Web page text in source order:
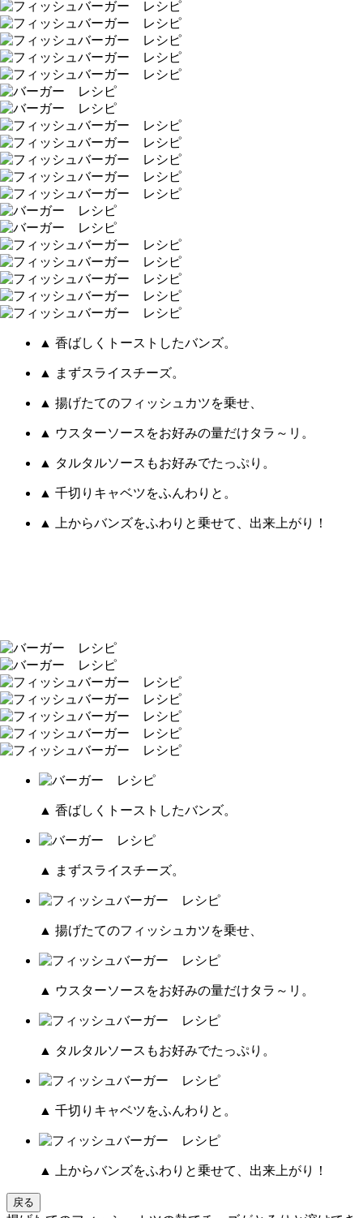
▲ 香ばしくトーストしたバンズ。
▲ まずスライスチーズ。
▲ 揚げたてのフィッシュカツを乗せ、
▲ ウスターソースをお好みの量だけタラ～リ。
▲ タルタルソースもお好みでたっぷり。
▲ 千切りキャベツをふんわりと。
▲ 上からバンズをふわりと乗せて、出来上がり！
▲ 香ばしくトーストしたバンズ。
▲ まずスライスチーズ。
▲ 揚げたてのフィッシュカツを乗せ、
▲ ウスターソースをお好みの量だけタラ～リ。
▲ タルタルソースもお好みでたっぷり。
▲ 千切りキャベツをふんわりと。
▲ 上からバンズをふわりと乗せて、出来上がり！
戻る